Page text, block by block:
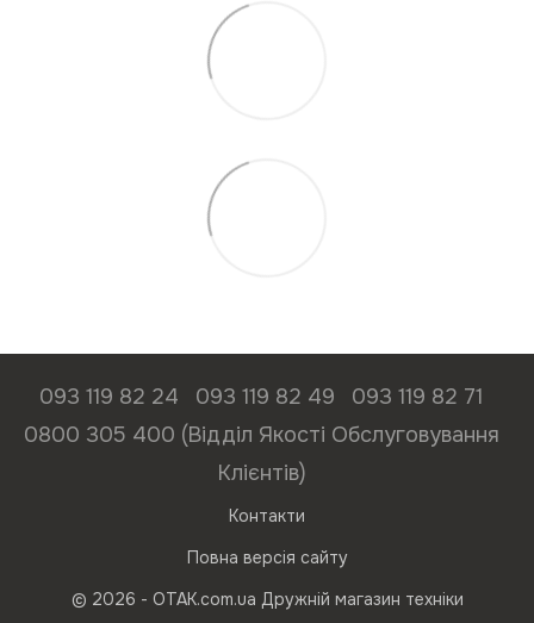
093 119 82 24 093 119 82 49
093 119 82 71
0800 305 400 (Відділ Якості Обслуговування
Клієнтів)
Контакти
Повна версія сайту
© 2026 - ОТАК.com.ua Дружній магазин техніки